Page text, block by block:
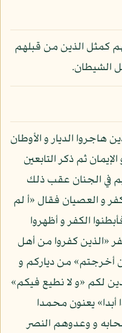
كمثل الذين من قبلهم
الشيطان.
الديار و الأوطان
ثم ذكر التابعين
في الجنان عقب ذلك
و العصيان فقال «أ لم
الكفر و أظهروا
«الذين كفروا من أهل
أخرجتم» من دياركم و
لكم «و لا نطيع فيكم»
يعنون محمدا
و وعدوهم النصر